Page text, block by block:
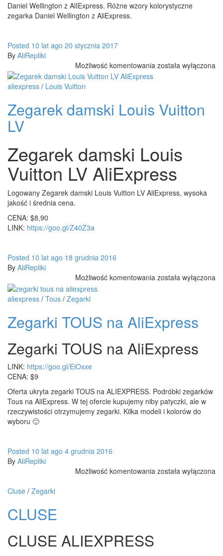
Daniel Wellington z AlIExpress. Różne wzory kolorystyczne
zegarka Daniel Wellington z AliExpress.
Posted 10 lat ago 20 stycznia 2017
By AliRepliki
Możliwość komentowania Daniel
została wyłączona
aliexpress / Louis Vuitton
Zegarek damski Louis Vuitton
LV
Zegarek damski Louis
Vuitton LV AliExpress
Logowany Zegarek damski Louis Vuitton LV AliExpress, wysoka
jakość i średnia cena.
CENA: $8,90
LINK: https://goo.gl/Z40Z3a
Posted 10 lat ago 18 grudnia 2016
By AliRepliki
Możliwość komentowania Zegarek
została wyłączona
aliexpress / Tous / Zegarki
Zegarki TOUS na AliExpress
Zegarki TOUS na AliExpress
LINK: https://goo.gl/EiOxxe
CENA: $9
Oferta ukryta zegarki TOUS na ALIEXPRESS. Podróbki zegarków
Tous na AliExpress. W tej ofercie kupujemy niby patyczki, ale w
rzeczywistości otrzymujemy zegarki. Kilka modeli i kolorów do
wyboru 🙂
Posted 10 lat ago 4 grudnia 2016
By AliRepliki
Możliwość komentowania Zegarki
została wyłączona
Cluse / Zegarki
CLUSE
CLUSE ALIEXPRESS